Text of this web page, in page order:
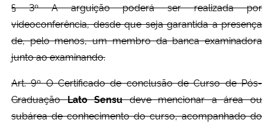
§ 3º A arguição poderá ser realizada por
videoconferência, desde que seja garantida a presença
de, pelo menos, um membro da banca examinadora
junto ao examinando.
Art. 9º O Certificado de conclusão de Curso de Pós-
GraduaçãoLato Sensudeve mencionar a área ou
subárea de conhecimento do curso, acompanhado do